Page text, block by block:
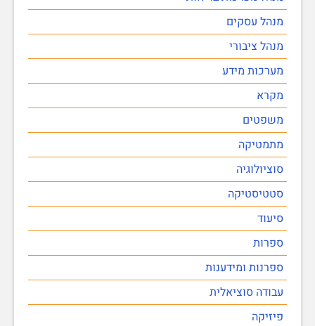
מנהל עסקים
מנהל ציבורי
מערכות מידע
מקרא
משפטים
מתמטיקה
סוציולוגיה
סטטיסטיקה
סיעוד
ספרות
ספרנות ומידענות
עבודה סוציאלית
פיזיקה